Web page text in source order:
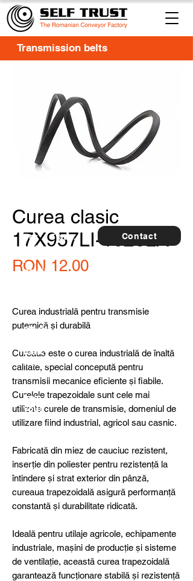
Curea clasic
17X957LI-1026LA
RON 12.00Price
Curea industrială pentru transmisie
puternică și durabilă
Cureaua este o curea industrială de înaltă
calitate, special concepută pentru
transmisii mecanice eficiente și fiabile.
Curelele trapezoidale sunt cele mai
utilizate curele de transmisie, domeniul de
utilizare fiind industrial, agricol sau casnic.
Fabricată din miez de cauciuc rezistent,
inserție din poliester pentru rezistență la
întindere și strat exterior din pânză,
cureaua trapezoidală asigură performanță
constantă și durabilitate ridicată.
Ideală pentru utilaje agricole, echipamente
industriale, mașini de producție și sisteme
de ventilație, această curea trapezoidală
garantează funcționare stabilă și rezistență
Transmission belts
Contact
For
furthe
r
detail
produ
cts or
ltancy
we are
here
to
help
you!
5 buc.